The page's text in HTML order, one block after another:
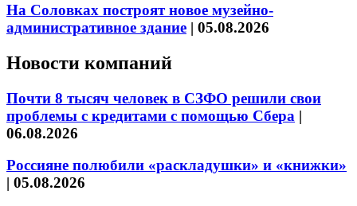
На Соловках построят новое музейно-
административное здание | 05.08.2026
Новости компаний
Почти 8 тысяч человек в СЗФО решили свои
проблемы с кредитами с помощью Сбера |
06.08.2026
Россияне полюбили «раскладушки» и «книжки»
| 05.08.2026